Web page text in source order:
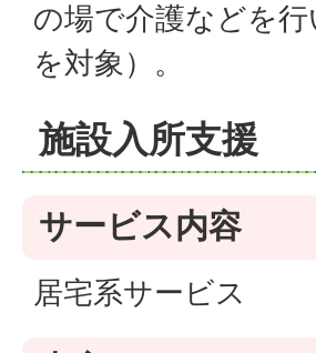
の場で介護などを
を対象）。
施設入所支援
サービス内容
居宅系サービス